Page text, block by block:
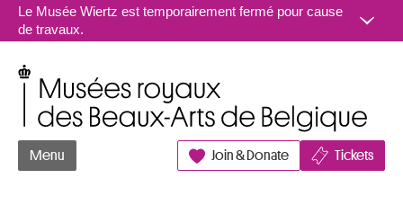
Aller au contenu
Le Musée Wiertz est temporairement fermé pour cause
de travaux.
Menu Join & Donate Tickets